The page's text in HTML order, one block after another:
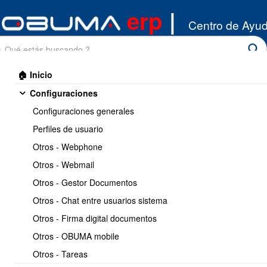
erp | Centro de
🏠 Inicio
Configuraciones
Configuraciones generales
Perfiles de usuario
Otros - Webphone
Otros - Webmail
Otros - Gestor Documentos
Otros - Chat entre usuarios sistema
Otros - Firma digital documentos
Otros - OBUMA mobile
Otros - Tareas
Remuneraciones
Imprimir << Anterior 11 / 18
Como actualizar valores
retroactivos de sueldos,